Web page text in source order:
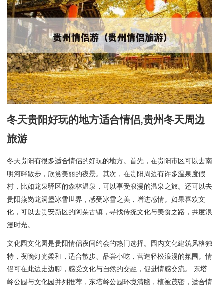
冬天贵阳好玩的地方适合情侣,贵州冬天周边
旅游
冬天贵阳有很多适合情侣的好玩的地方。首先，在贵阳市区可以去南
明河畔散步，欣赏美丽的夜景。其次，在贵阳周边有许多温泉度假
村，比如龙泉驿区的森林温泉，可以享受浪漫的温泉之旅。还可以去
贵阳燕岗龙洞堡冰雪世界，感受冰雪之美，增进感情。如果喜欢文
化，可以去贵安新区的阿朵古镇，寻找传统文化与美食之路，共度浪
漫时光。
文化园文化园是贵阳情侣夜间约会的热门选择。园内文化建筑风格独
特，夜晚灯光柔和，适合散步、品尝小吃，营造轻松浪漫的氛围。情
侣可在此边走边聊，感受文化与自然的交融，促进情感交流。 东塔
岭公园与文化园并列推荐，东塔岭公园环境清幽，植被茂密，适合情